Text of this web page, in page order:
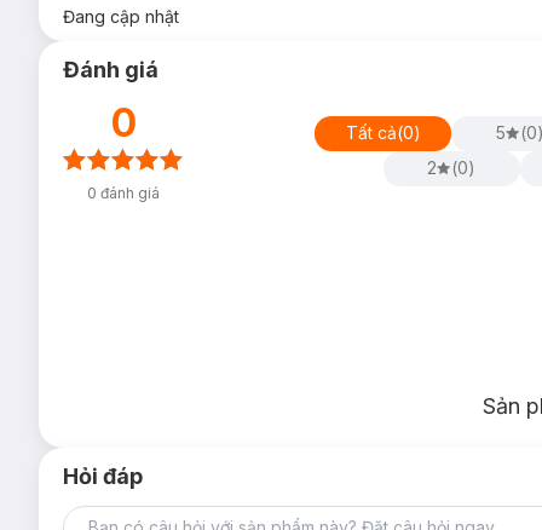
Đang cập nhật
Đánh giá
0
0 đánh giá
Tất cả(0) 5 (0
2
(0)
Sản
Hỏi đáp